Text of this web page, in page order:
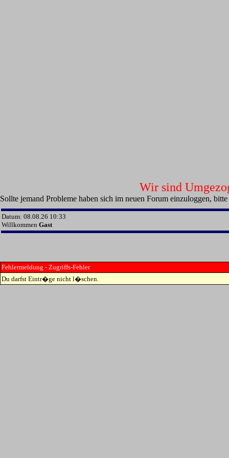
Wir sind
Sollte jemand Probleme haben sich im neuen Forum einzuloggen,
Datum: 08.08.26 10:33
Willkommen Gast
Fehlermeldung - Zugriffs-Fehler
Du darfst Eintr�ge nicht l�schen.